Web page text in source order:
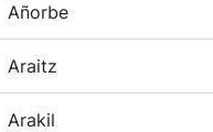
Añorbe
Araitz
Arakil